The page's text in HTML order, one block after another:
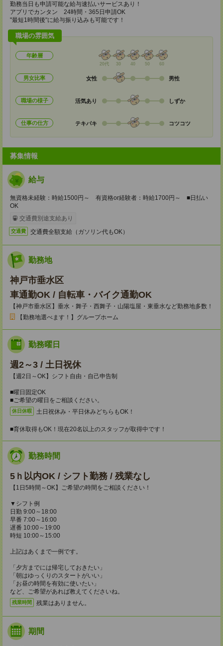
勤務当日も申請可能な給与速払いサービスあり！
アプリでカンタン 24時間・365日申請OK
"最短1時間後"に給与振り込みも可能です！
職場の雰囲気
年齢層
20代 30 40 50 60
男女比率 女性 男性
職場の様子 活気あり しずか
仕事の仕方 テキパキ コツコツ
募集情報
給与
無資格未経験：時給1500円～ 有資格or経験者：時給1700円～ ■日払い
OK
交通費別途支給あり
交通費 交通費全額支給（ガソリン代もOK）
勤務地
神戸市垂水区
車通勤OK / 自転車・バイク通勤OK
【神戸市垂水区】垂水・舞子・西舞子・山陽塩屋・東垂水など勤務地多数！
【勤務地選べます！】グループホーム
勤務曜日
週2～3 / 土日祝休
【週2日～OK】シフト自由・自己申告制
■曜日固定OK
■ご希望の曜日をご相談ください。
休日休暇 土日祝休み・平日休みどちらもOK！
■育休取得もOK！現在20名以上のスタッフが取得中です！
勤務時間
5ｈ以内OK / シフト勤務 / 残業なし
【1日5時間～OK】ご希望の時間をご相談ください！
▼シフト例
日勤 9:00～18:00
早番 7:00～16:00
遅番 10:00～19:00
時短 10:00～15:00
上記はあくまで一例です。
「夕方までには帰宅しておきたい」
「朝はゆっくりのスタートがいい」
「お昼の時間を有効に使いたい」
など、ご希望があれば教えてくださいね。
残業時間 残業はありません。
期間